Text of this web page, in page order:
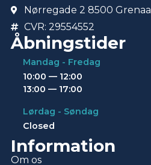
Nørregade 2 8500 Grenaa
CVR: 29554552
Åbningstider
Mandag - Fredag
10:00 — 12:00
13:00 — 17:00
Lørdag - Søndag
Closed
Information
Om os